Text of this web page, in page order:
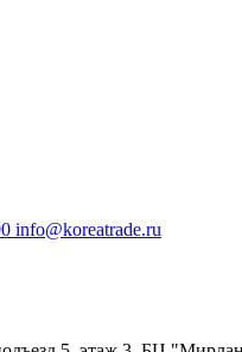
info@koreatrade.ru